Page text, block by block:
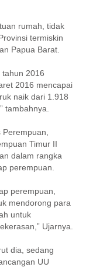
rumah, tidak
termiskin
Papua Barat.
tahun 2016
2016 mencapai
naik dari 1.918
tambahnya.
Timur II
dalam rangka
perempuan.
perempuan,
mendorong para
untuk
Ujarnya.
dia, sedang
UU